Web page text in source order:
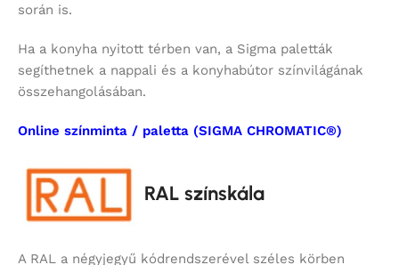
során is.
Ha a konyha nyitott térben van, a Sigma paletták
segíthetnek a nappali és a konyhabútor színvilágának
összehangolásában.
Online színminta / paletta (SIGMA CHROMATIC®)
RAL színskála
A RAL a négyjegyű kódrendszerével széles körben